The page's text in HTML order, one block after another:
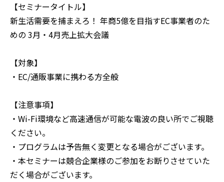
【セミナータイトル】
新生活需要を捕まえろ！ 年商5億を目指すEC事業者のた
めの 3月・4月売上拡大会議
【対象】
・EC/通販事業に携わる方全般
【注意事項】
‍・Wi-Fi環境など高速通信が可能な電波の良い所でご視聴
ください。
・プログラムは予告無く変更となる場合がございます。
・本セミナーは競合企業様のご参加をお断りさせていた
だく場合がございます。